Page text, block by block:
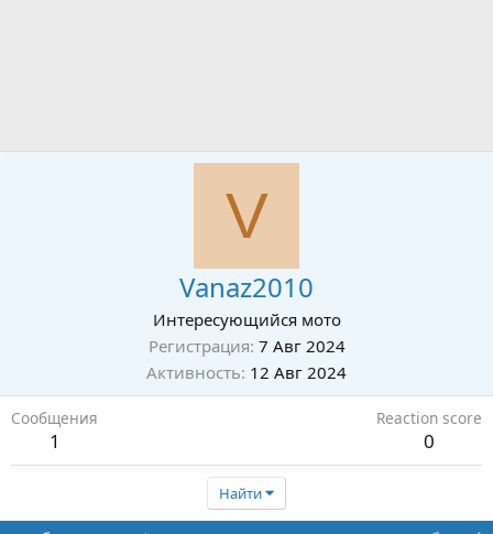
V
Vanaz2010
Интересующийся мото
Регистрация 7 Авг 2024
Активность 12 Авг 2024
Сообщения
1
Reaction score
0
Найти